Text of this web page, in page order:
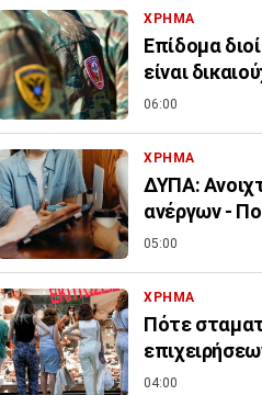
ΧΡΗΜΑ
Επίδομα
είναι
06:00
ΧΡΗΜΑ
ΔΥΠΑ:
ανέργων -
05:00
ΧΡΗΜΑ
Πότε
04:00